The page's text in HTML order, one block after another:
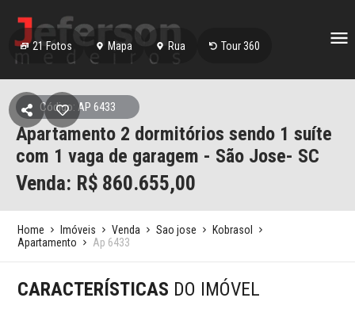
21 Fotos Mapa Rua Tour 360
Código: AP 6433
Apartamento 2 dormitórios sendo 1 suíte
com 1 vaga de garagem - São Jose- SC
Venda: R$ 860.655,00
Home Imóveis Venda Sao jose
Kobrasol
Apartamento
Ap 6433
CARACTERÍSTICAS DO IMÓVEL